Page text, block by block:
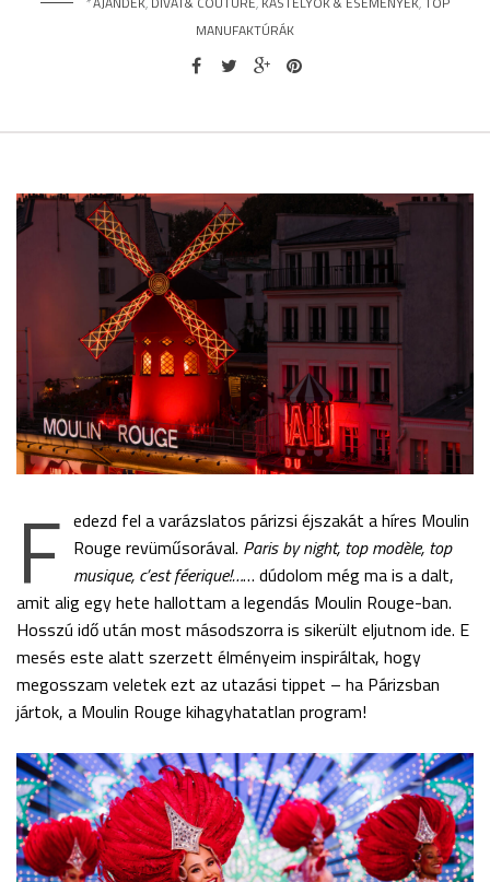
MANUFAKTÚRÁK
F edezd fel a varázslatos párizsi éjszakát a híres Moulin
Rouge revüműsorával. Paris by night, top modèle, top
musique, c’est féerique!…… dúdolom még ma is a dalt,
amit alig egy hete hallottam a legendás Moulin Rouge-ban.
Hosszú idő után most másodszorra is sikerült eljutnom ide. E
mesés este alatt szerzett élményeim inspiráltak, hogy
megosszam veletek ezt az utazási tippet – ha Párizsban
jártok, a Moulin Rouge kihagyhatatlan program!